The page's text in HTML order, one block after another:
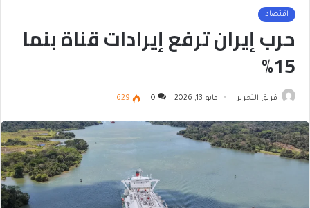
اقتصاد
حرب إيران ترفع إيرادات قناة بنما
15%
فريق التحرير مايو 13, 2026 0
629